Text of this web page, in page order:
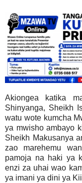
Akiongea katika
Shinyanga, Sheikh
watu wote kumcha
ya mwisho ambayo
Sheikh Makusanya
zao marehemu
pamoja na haki ya
enzi za uhai wao
ya imani ya dini ya